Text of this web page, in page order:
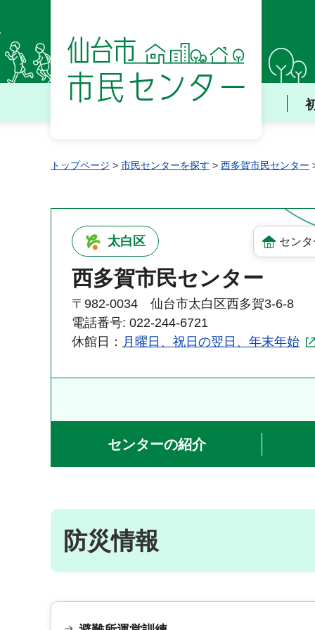
仙台市 市民センター
トップページ > 市民センターを探す > 西多賀市民センター
太白区 セン
西多賀市民センター
〒982-0034 仙台市太白区西多賀3-6-8
電話番号: 022-244-6721
休館日： 月曜日、祝日の翌日、年末年始
センターの紹介
防災情報